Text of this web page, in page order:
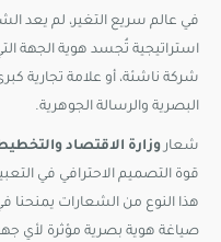
في عالم سريع التغير، لم يعد
استراتيجية تُجسد هوية الجهة
شركة ناشئة، أو علامة تجارية
البصرية والرسالة الجوهرية.
شعاروزارة الاقتصاد
قوة التصميم الاحترافي في
هذا النوع من الشعارات يمنحنا
صياغة هوية بصرية مؤثرة لأي